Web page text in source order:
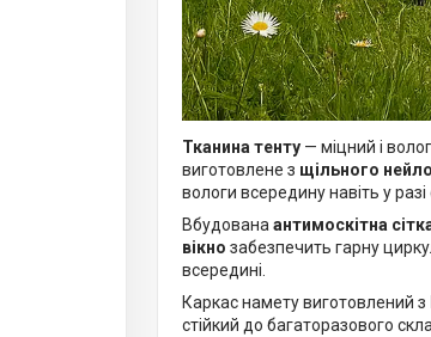
Тканина тенту — міцний і
виготовлене з щільного
вологи всередину навіть у разі
Вбудована антимоскітна
вікно забезпечить гарну
всередині.
Каркас намету виготовлений з
стійкий до багаторазового